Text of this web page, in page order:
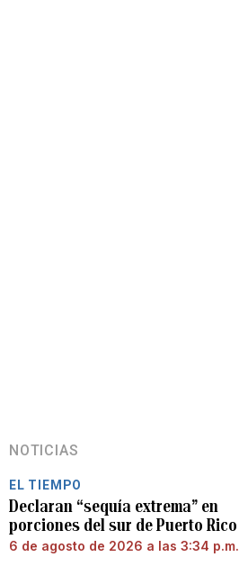
NOTICIAS
EL TIEMPO
Declaran “sequía extrema” en
porciones del sur de Puerto Rico
6 de agosto de 2026 a las 3:34 p.m.